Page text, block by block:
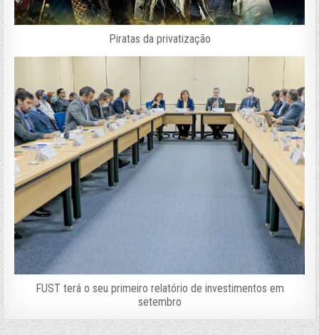
Piratas da privatização
FUST terá o seu primeiro relatório de investimentos em
setembro